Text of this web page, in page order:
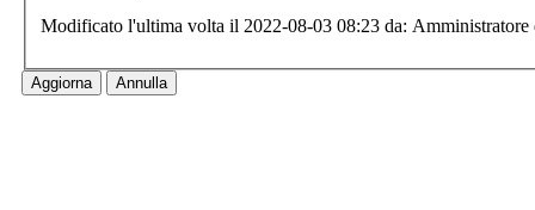
Modificato l'ultima volta il 2022-08-03 08:23 da: Amministratore